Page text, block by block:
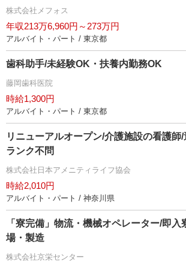
株式会社メフォス
年収213万6,960円～273万円
アルバイト・パート / 東京都
歯科助手/未経験OK・扶養内勤務OK
藤岡歯科医院
時給1,300円
アルバイト・パート / 東京都
リニューアルオープン/介護施設の看護師
ランク不問
株式会社日本アメニティライフ協会
時給2,010円
アルバイト・パート / 神奈川県
「寮完備」物流・機械オペレーター/即入
場・製造
株式会社京栄センター